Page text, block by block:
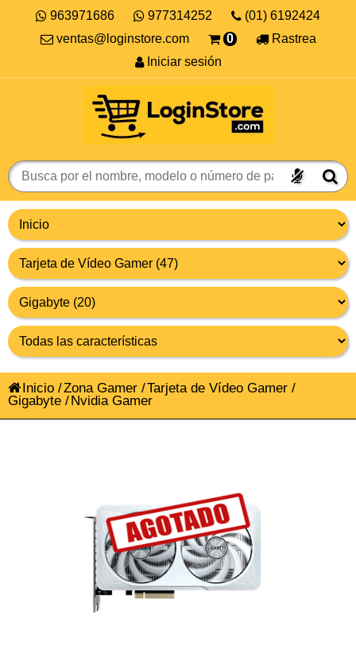
963971686 977314252
(01) 6192424
ventas@loginstore.com
0
Rastrea
Iniciar sesión
Inicio /Zona Gamer /Tarjeta de Vídeo Gamer /
Gigabyte /Nvidia Gamer